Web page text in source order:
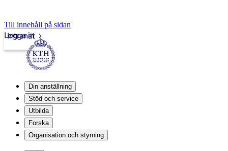
Till innehåll på sidan
Intranät
Logga in
Din anställning
Stöd och service
Utbilda
Forska
Organisation och styrning